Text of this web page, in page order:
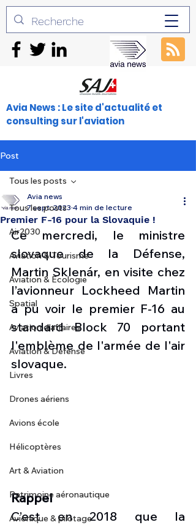
Avia News : Le site d'actualité et
consulting sur l'aviation
Post
Tous les posts
Air2030
Aviation & Tourisme
Aviation & Ecologie
Spatial
Aviation d'affaires
Aviation & Défense
Livres
Drones aériens
Avions école
Hélicoptères
Art & Aviation
Patrimoine aéronautique
Avionique & pilotage
Tous les posts
Premier F-16 pour la Slovaquie !
Avia news
7 sept. 2023 4 min de lecture
Ce mercredi, le ministre
slovaque de la Défense,
Martin Sklenár, en visite chez
l’avionneur Lockheed Martin
a pu voir le premier F-16 au
standard Block 70 portant
l'emblème de l'armée de l'air
slovaque.
Rappel
C’est en 2018 que la